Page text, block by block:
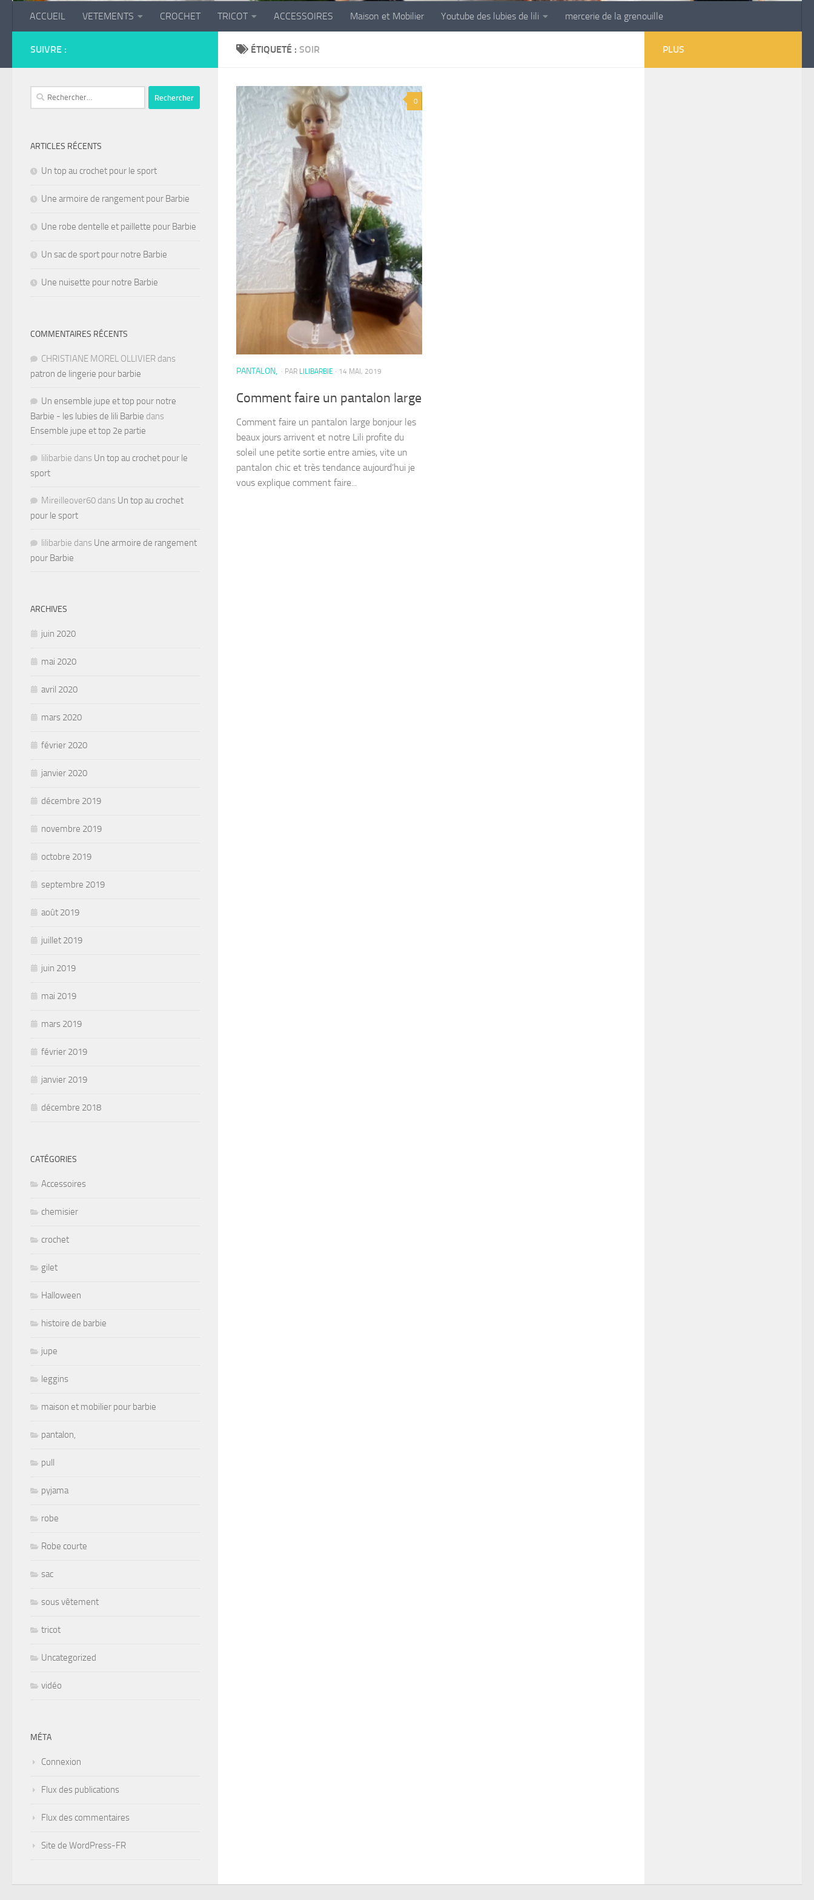
ACCUEIL VETEMENTS CROCHET TRICOT ACCESSOIRES Maison et Mobilier Youtube des lubies de lili mercerie de la grenouille
ÉTIQUETÉ : SOIR
0
PANTALON, · PAR LILIBARBIE · 14 MAI, 2019
Comment faire un pantalon large
Comment faire un pantalon large bonjour les
beaux jours arrivent et notre Lili profite du
soleil une petite sortie entre amies, vite un
pantalon chic et très tendance aujourd’hui je
vous explique comment faire...
SUIVRE :
Rechercher :
ARTICLES RÉCENTS
Un top au crochet pour le sport
Une armoire de rangement pour Barbie
Une robe dentelle et paillette pour Barbie
Un sac de sport pour notre Barbie
Une nuisette pour notre Barbie
COMMENTAIRES RÉCENTS
CHRISTIANE MOREL OLLIVIER dans
patron de lingerie pour barbie
Un ensemble jupe et top pour notre
Barbie - les lubies de lili Barbie dans
Ensemble jupe et top 2e partie
lilibarbie dans Un top au crochet pour le
sport
Mireilleover60 dans Un top au crochet
pour le sport
lilibarbie dans Une armoire de rangement
pour Barbie
ARCHIVES
juin 2020
mai 2020
avril 2020
mars 2020
février 2020
janvier 2020
décembre 2019
novembre 2019
octobre 2019
septembre 2019
août 2019
juillet 2019
juin 2019
mai 2019
mars 2019
février 2019
janvier 2019
décembre 2018
CATÉGORIES
Accessoires
chemisier
crochet
gilet
Halloween
histoire de barbie
jupe
leggins
maison et mobilier pour barbie
pantalon,
pull
pyjama
robe
Robe courte
sac
sous vêtement
tricot
Uncategorized
vidéo
MÉTA
Connexion
Flux des publications
Flux des commentaires
Site de WordPress-FR
PLUS